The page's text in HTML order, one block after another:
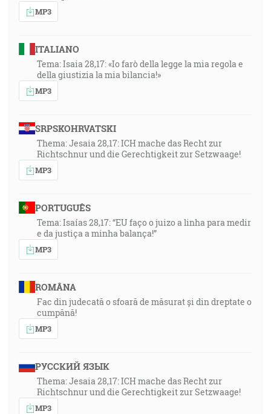
MP3
ITALIANO
Tema: Isaia 28,17: «Io farò della legge la mia regola e
della giustizia la mia bilancia!»
MP3
SRPSKOHRVATSKI
Thema: Jesaia 28,17: ICH mache das Recht zur
Richtschnur und die Gerechtigkeit zur Setzwaage!
MP3
PORTUGUÊS
Tema: Isaías 28,17: “EU faço o juizo a linha para medir
e da justiça a minha balança!”
MP3
ROMÂNA
Fac din judecată o sfoară de măsurat și din dreptate o
cumpănă!
MP3
РУССКИЙ ЯЗЫК
Thema: Jesaia 28,17: ICH mache das Recht zur
Richtschnur und die Gerechtigkeit zur Setzwaage!
MP3